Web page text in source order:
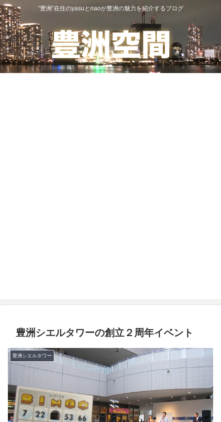
“豊洲”在住のyasuとnaoが豊洲の魅力を紹介するブログ
豊洲シエルタワーの創立２周年イベント
豊洲シエルタワー